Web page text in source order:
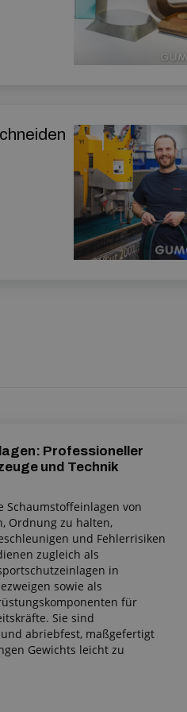
Professioneller
und Technik
von
Ordnung zu halten,
und Fehlerrisiken
zugleich als
in
sowie als
für
Sie sind
abriebfest, maßgefertigt
Gewichts leicht zu